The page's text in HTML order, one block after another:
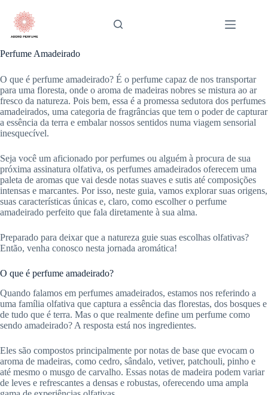
para
conteúdo
Perfume Amadeirado
O que é perfume amadeirado? É o perfume capaz de nos transportar
para uma floresta, onde o aroma de madeiras nobres se mistura ao ar
fresco da natureza. Pois bem, essa é a promessa sedutora dos perfumes
amadeirados, uma categoria de fragrâncias que tem o poder de capturar
a essência da terra e embalar nossos sentidos numa viagem sensorial
inesquecível.
Seja você um aficionado por perfumes ou alguém à procura de sua
próxima assinatura olfativa, os perfumes amadeirados oferecem uma
paleta de aromas que vai desde notas suaves e sutis até composições
intensas e marcantes. Por isso, neste guia, vamos explorar suas origens,
suas características únicas e, claro, como escolher o perfume
amadeirado perfeito que fala diretamente à sua alma.
Preparado para deixar que a natureza guie suas escolhas olfativas?
Então, venha conosco nesta jornada aromática!
O que é perfume amadeirado?
Quando falamos em perfumes amadeirados, estamos nos referindo a
uma família olfativa que captura a essência das florestas, dos bosques e
de tudo que é terra. Mas o que realmente define um perfume como
sendo amadeirado? A resposta está nos ingredientes.
Eles são compostos principalmente por notas de base que evocam o
aroma de madeiras, como cedro, sândalo, vetiver, patchouli, pinho e
até mesmo o musgo de carvalho. Essas notas de madeira podem variar
de leves e refrescantes a densas e robustas, oferecendo uma ampla